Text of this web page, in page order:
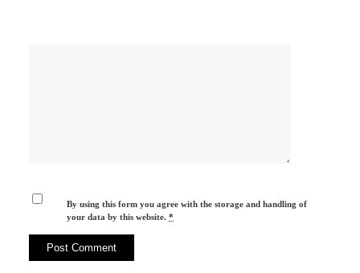
By using this form you agree with the storage and handling of
your data by this website.*